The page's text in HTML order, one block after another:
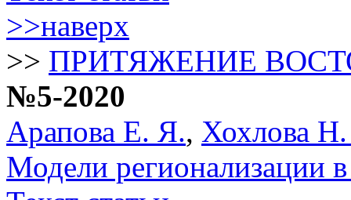
>>наверх
>> ПРИТЯЖЕНИЕ
№5-2020
Арапова Е. Я., Хохлова
Модели регионализации